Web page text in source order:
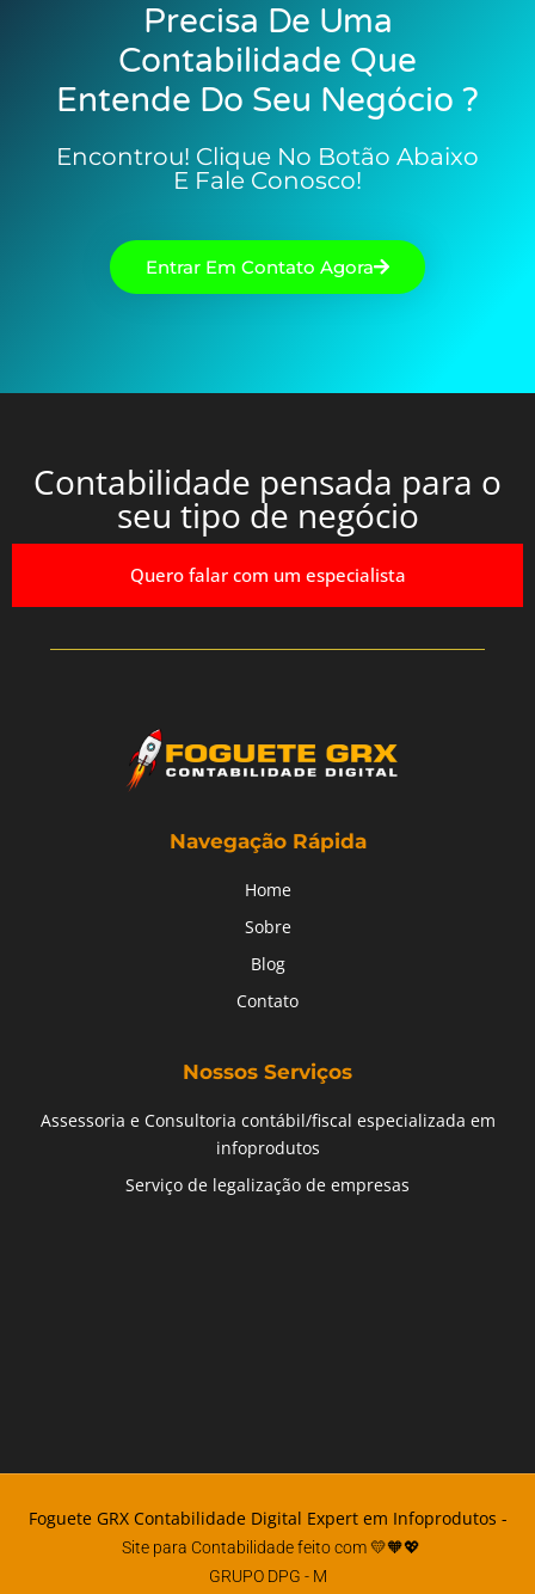
Precisa De Uma
Contabilidade Que
Entende Do Seu Negócio ?
Encontrou! Clique No Botão Abaixo
E Fale Conosco!
Entrar Em Contato Agora
Contabilidade pensada para o
seu tipo de negócio
Quero falar com um especialista
Navegação Rápida
Home
Sobre
Blog
Contato
Nossos Serviços
Assessoria e Consultoria contábil/fiscal especializada em
infoprodutos
Serviço de legalização de empresas
Foguete GRX Contabilidade Digital Expert em Infoprodutos -
Site para Contabilidade feito com 💛🧡💖
GRUPO DPG - M